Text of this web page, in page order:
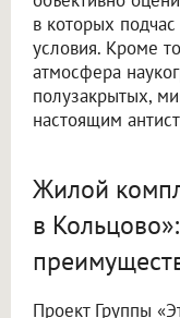
в которых
условия. Кроме
атмосфера
полузакрытых,
настоящим
Жилой
в
Проект Группы